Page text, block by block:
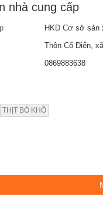
nhà cung cấp
HKD Cơ sở sản
Thôn Cổ Điển,
0869883638
THỊT BÒ KHÔ